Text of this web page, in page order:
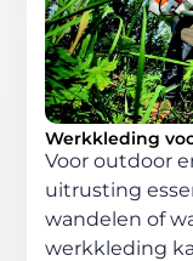
Werkkleding
Voor outdoor
uitrusting
wandelen of
werkkleding